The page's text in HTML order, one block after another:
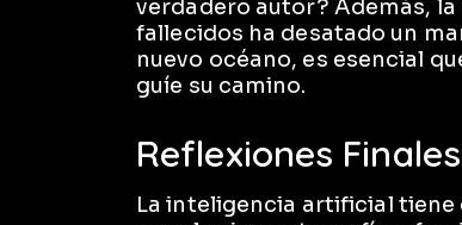
verdadero autor? Además,
fallecidos ha desatado un
nuevo océano, es esencial
guíe su camino.
Reflexiones
La inteligencia artificial